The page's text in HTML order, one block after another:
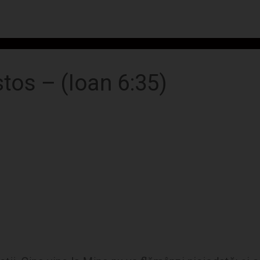
– (Ioan 6:35)